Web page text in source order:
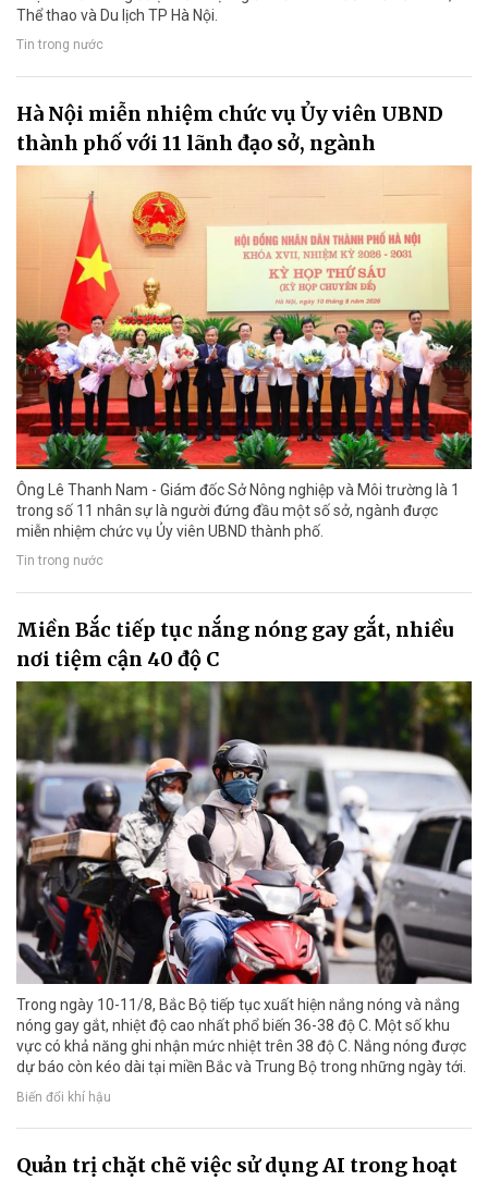
Thể thao và Du lịch TP Hà Nội.
Tin trong nước
Hà Nội miễn nhiệm chức vụ Ủy viên UBND
thành phố với 11 lãnh đạo sở, ngành
Ông Lê Thanh Nam - Giám đốc Sở Nông nghiệp và Môi trường là 1
trong số 11 nhân sự là người đứng đầu một số sở, ngành được
miễn nhiệm chức vụ Ủy viên UBND thành phố.
Tin trong nước
Miền Bắc tiếp tục nắng nóng gay gắt, nhiều
nơi tiệm cận 40 độ C
Trong ngày 10-11/8, Bắc Bộ tiếp tục xuất hiện nắng nóng và nắng
nóng gay gắt, nhiệt độ cao nhất phổ biến 36-38 độ C. Một số khu
vực có khả năng ghi nhận mức nhiệt trên 38 độ C. Nắng nóng được
dự báo còn kéo dài tại miền Bắc và Trung Bộ trong những ngày tới.
Biến đổi khí hậu
Quản trị chặt chẽ việc sử dụng AI trong hoạt